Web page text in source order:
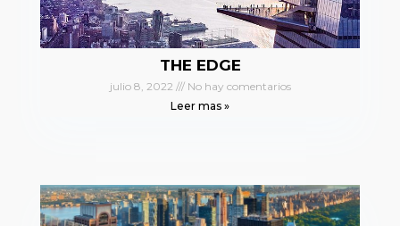
THE EDGE
julio 8, 2022
No hay comentarios
Leer mas »